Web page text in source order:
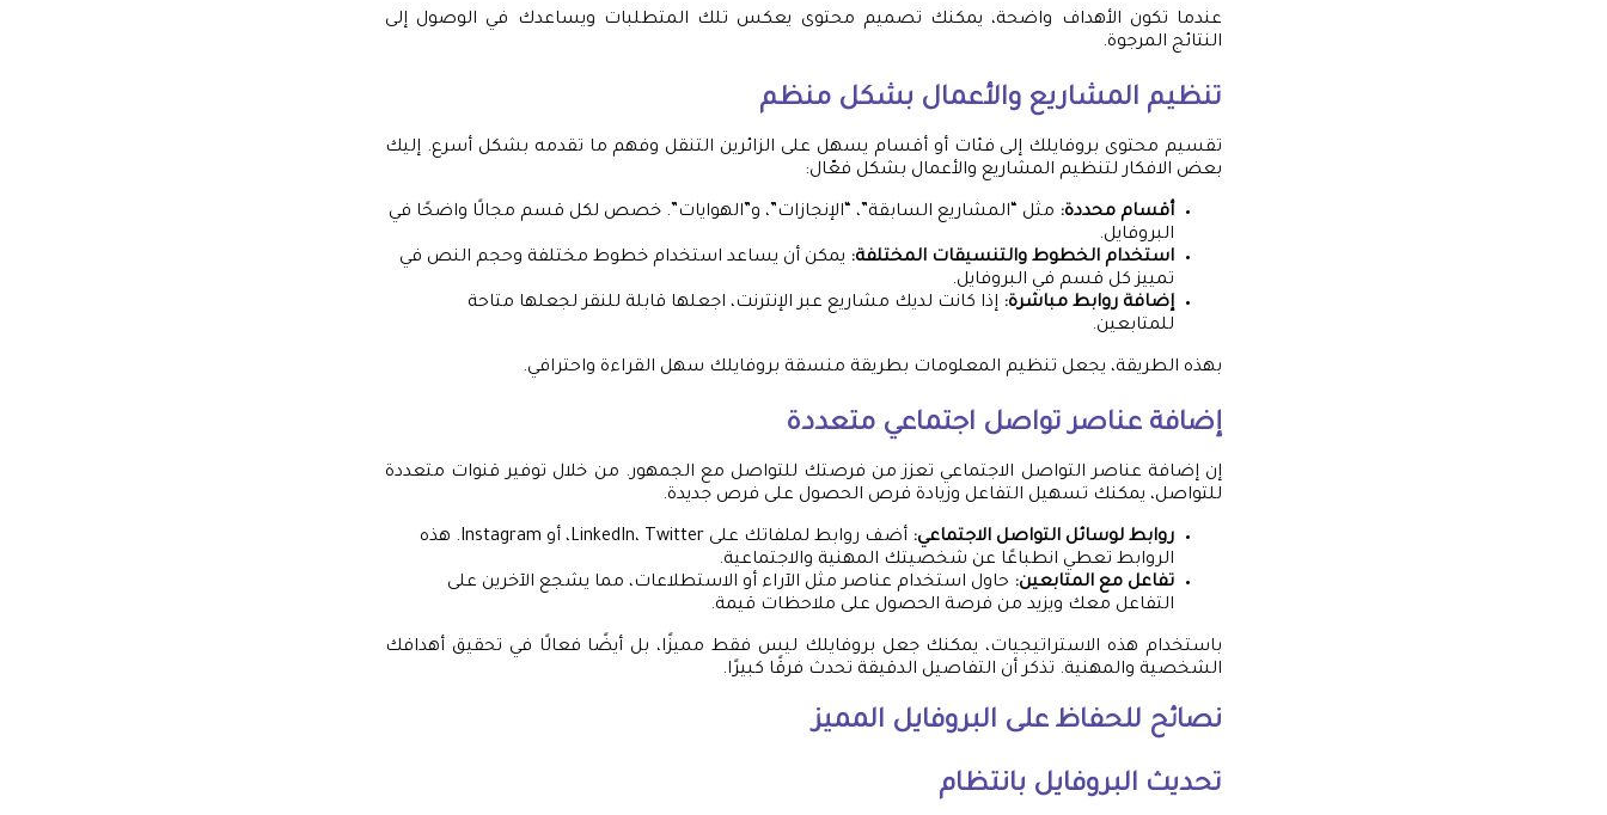
عندما تكون الأهداف واضحة، يمكنك تصميم محتوى يعكس تلك المتطلبات ويساعدك في الوصول إلى
النتائج المرجوة.
تنظيم المشاريع والأعمال بشكل منظم
تقسيم محتوى بروفايلك إلى فئات أو أقسام يسهل على الزائرين التنقل وفهم ما تقدمه بشكل أسرع. إليك
بعض الافكار لتنظيم المشاريع والأعمال بشكل فعّال:
أقسام محددة: مثل “المشاريع السابقة”، “الإنجازات”، و”الهوايات”. خصص لكل قسم مجالًا واضحًا في
البروفايل.
استخدام الخطوط والتنسيقات المختلفة: يمكن أن يساعد استخدام خطوط مختلفة وحجم النص في
تمييز كل قسم في البروفايل.
إضافة روابط مباشرة: إذا كانت لديك مشاريع عبر الإنترنت، اجعلها قابلة للنقر لجعلها متاحة
للمتابعين.
بهذه الطريقة، يجعل تنظيم المعلومات بطريقة منسقة بروفايلك سهل القراءة واحترافي.
إضافة عناصر تواصل اجتماعي متعددة
إن إضافة عناصر التواصل الاجتماعي تعزز من فرصتك للتواصل مع الجمهور. من خلال توفير قنوات متعددة
للتواصل، يمكنك تسهيل التفاعل وزيادة فرص الحصول على فرص جديدة.
روابط لوسائل التواصل الاجتماعي:
أضف روابط لملفاتك على LinkedIn، Twitter، أو Instagram. هذه
الروابط تعطي انطباعًا عن شخصيتك المهنية والاجتماعية.
تفاعل مع المتابعين: حاول استخدام عناصر مثل الآراء أو الاستطلاعات، مما يشجع الآخرين على
التفاعل معك ويزيد من فرصة الحصول على ملاحظات قيمة.
باستخدام هذه الاستراتيجيات، يمكنك جعل بروفايلك ليس فقط مميزًا، بل أيضًا فعالًا في تحقيق أهدافك
الشخصية والمهنية. تذكر أن التفاصيل الدقيقة تحدث فرقًا كبيرًا.
نصائح للحفاظ على البروفايل المميز
تحديث البروفايل بانتظام